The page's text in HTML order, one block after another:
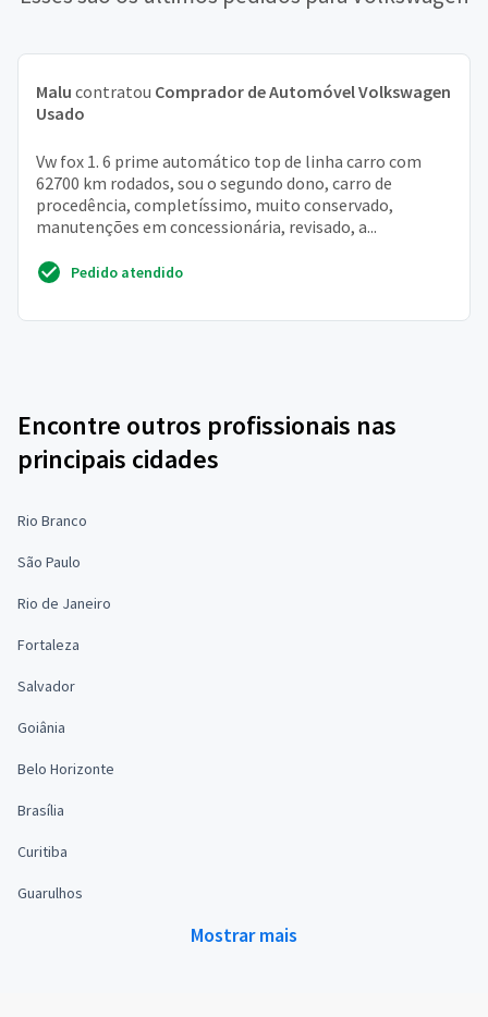
Malu contratou Comprador de Automóvel Volkswagen
Usado
Vw fox 1. 6 prime automático top de linha carro com
62700 km rodados, sou o segundo dono, carro de
procedência, completíssimo, muito conservado,
manutenções em concessionária, revisado, a...
Pedido atendido
Encontre outros profissionais nas
principais cidades
Rio Branco
São Paulo
Rio de Janeiro
Fortaleza
Salvador
Goiânia
Belo Horizonte
Brasília
Curitiba
Guarulhos
Mostrar mais